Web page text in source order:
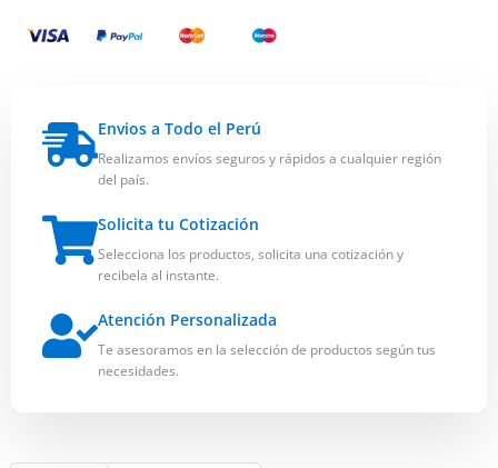
Envios a Todo el Perú
Realizamos envíos seguros y rápidos a cualquier región
del país.
Solicita tu Cotización
Selecciona los productos, solicita una cotización y
recibela al instante.
Atención Personalizada
Te asesoramos en la selección de productos según tus
necesidades.